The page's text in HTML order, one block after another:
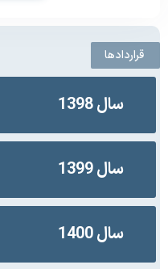
قراردادها
سال 1398
سال 1399
سال 1400